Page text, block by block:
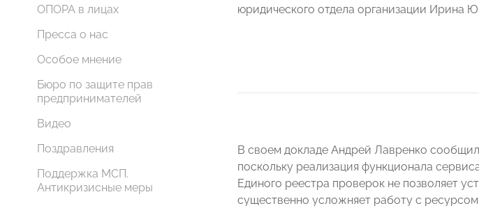
ОПОРА в лицах
Пресса о нас
Особое мнение
Бюро по защите прав
предпринимателей
Видео
Поздравления
Поддержка МСП.
Антикризисные меры
юридического отдела организации Ирина
В своем докладе Андрей Лавренко
поскольку реализация функционала
Единого реестра проверок не позволяет
существенно усложняет работу с